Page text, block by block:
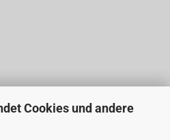
Cookies und andere